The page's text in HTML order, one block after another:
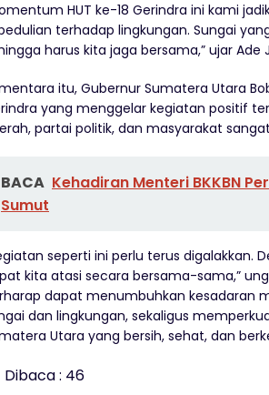
HUT ke-18 Gerindra ini kami
terhadap lingkungan. Sungai
harus kita jaga bersama,” ujar Ade
itu, Gubernur Sumatera Utara
yang menggelar kegiatan positif
partai politik, dan masyarakat
BACA Kehadiran Menteri BKKBN
Sumut
seperti ini perlu terus digalakkan.
kita atasi secara bersama-sama,”
dapat menumbuhkan kesadaran
dan lingkungan, sekaligus
Utara yang bersih, sehat, dan
Dibaca : 46